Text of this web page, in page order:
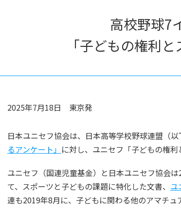
高校野球7
「子どもの権利
2025年7月18日 東京発
日本ユニセフ協会は、日本高等学校野球連盟（
るアンケート」 に対し、ユニセフ「子どもの権
ユニセフ（国連児童基金）と日本ユニセフ協会
て、スポーツと子どもの課題に特化した文書、 ユ
連も2019年8月に、子どもに関わる他のアマチュ